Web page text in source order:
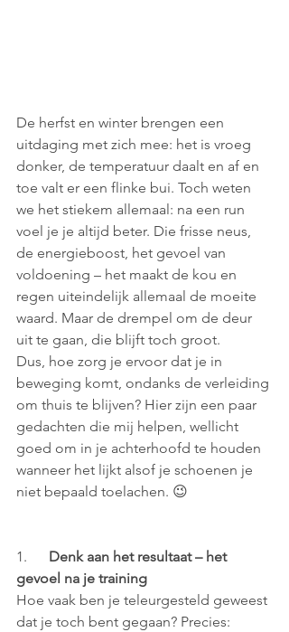
De herfst en winter brengen een
uitdaging met zich mee: het is vroeg
donker, de temperatuur daalt en af en
toe valt er een flinke bui. Toch weten
we het stiekem allemaal: na een run
voel je je altijd beter. Die frisse neus,
de energieboost, het gevoel van
voldoening – het maakt de kou en
regen uiteindelijk allemaal de moeite
waard. Maar de drempel om de deur
uit te gaan, die blijft toch groot.
Dus, hoe zorg je ervoor dat je in
beweging komt, ondanks de verleiding
om thuis te blijven? Hier zijn een paar
gedachten die mij helpen, wellicht
goed om in je achterhoofd te houden
wanneer het lijkt alsof je schoenen je
niet bepaald toelachen. 😉
1. Denk aan het resultaat – het
gevoel na je training
Hoe vaak ben je teleurgesteld geweest
dat je toch bent gegaan? Precies: